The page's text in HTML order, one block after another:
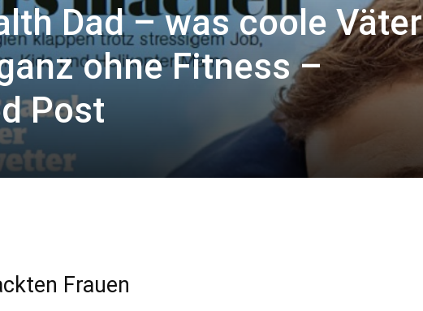
Dad – was coole Väter
ohne Fitness –
Post
Frauen